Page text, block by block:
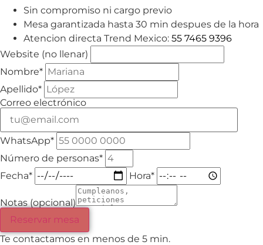
Sin compromiso ni cargo previo
Mesa garantizada hasta 30 min despues de la hora
Atencion directa Trend Mexico: 55 7465 9396
Website (no llenar)
Nombre*
Apellido*
Correo electrónico
WhatsApp*
Número de personas*
Fecha*
Hora*
Notas (opcional)
Reservar mesa
Te contactamos en menos de 5 min.